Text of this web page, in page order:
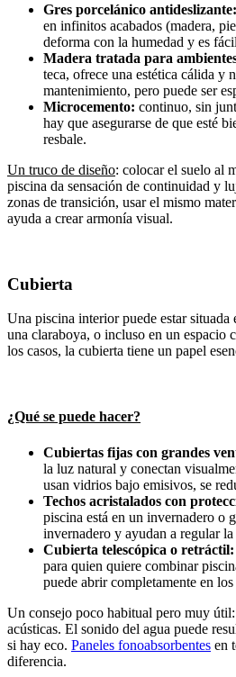
Gres porcelánico antideslizante:
en infinitos acabados (madera,
deforma con la humedad y es
Madera tratada para
teca, ofrece una estética cálida y
mantenimiento, pero puede ser
Microcemento: continuo, sin
hay que asegurarse de que esté
resbale.
Un truco de diseño: colocar el suelo al
piscina da sensación de continuidad y
zonas de transición, usar el mismo
ayuda a crear armonía visual.
Cubierta
Una piscina interior puede estar situada
una claraboya, o incluso en un espacio
los casos, la cubierta tiene un papel
¿Qué se puede hacer?
Cubiertas fijas con grandes
la luz natural y conectan
usan vidrios bajo emisivos, se
Techos acristalados con
piscina está en un invernadero o
invernadero y ayudan a regular la
Cubierta telescópica o retráctil:
para quien quiere combinar
puede abrir completamente en los
Un consejo poco habitual pero muy
acústicas. El sonido del agua puede
si hay eco. Paneles fonoabsorbentes en
diferencia.